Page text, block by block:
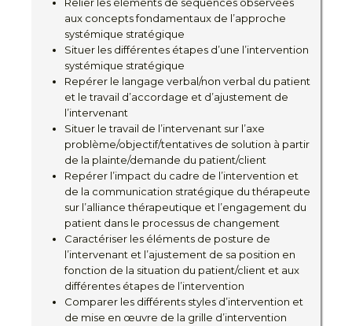
aux concepts fondamentaux de l’approche
systémique stratégique
Situer les différentes étapes d’une l’intervention
systémique stratégique
Repérer le langage verbal/non verbal du patient
et le travail d’accordage et d’ajustement de
l’intervenant
Situer le travail de l’intervenant sur l’axe
problème/objectif/tentatives de solution à partir
de la plainte/demande du patient/client
Repérer l’impact du cadre de l’intervention et
de la communication stratégique du thérapeute
sur l’alliance thérapeutique et l’engagement du
patient dans le processus de changement
Caractériser les éléments de posture de
l’intervenant et l’ajustement de sa position en
fonction de la situation du patient/client et aux
différentes étapes de l’intervention
Comparer les différents styles d’intervention et
de mise en œuvre de la grille d’intervention